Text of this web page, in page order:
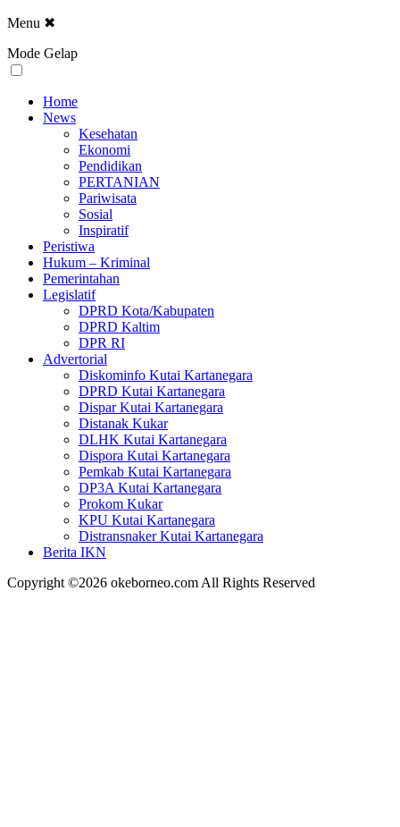
Menu ✖
Mode Gelap
Home
News
Kesehatan
Ekonomi
Pendidikan
PERTANIAN
Pariwisata
Sosial
Inspiratif
Peristiwa
Hukum – Kriminal
Pemerintahan
Legislatif
DPRD Kota/Kabupaten
DPRD Kaltim
DPR RI
Advertorial
Diskominfo Kutai Kartanegara
DPRD Kutai Kartanegara
Dispar Kutai Kartanegara
Distanak Kukar
DLHK Kutai Kartanegara
Dispora Kutai Kartanegara
Pemkab Kutai Kartanegara
DP3A Kutai Kartanegara
Prokom Kukar
KPU Kutai Kartanegara
Distransnaker Kutai Kartanegara
Berita IKN
Copyright ©2026 okeborneo.com All Rights Reserved